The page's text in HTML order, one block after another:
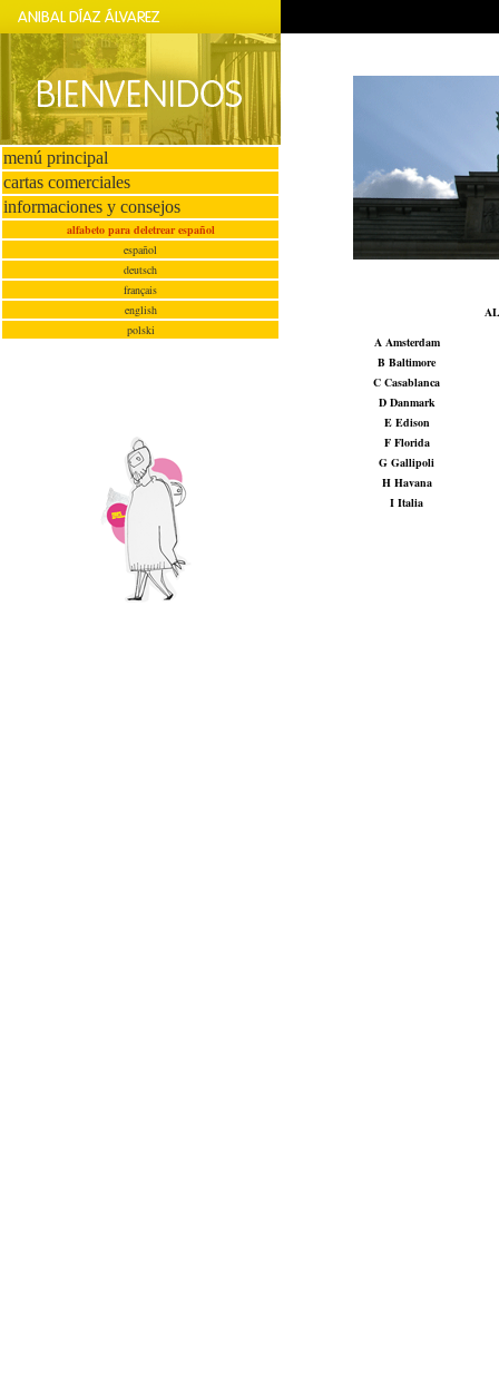
A Amsterdam
B Baltimore
C Casablanca
D Danmark
E Edison
F Florida
G Gallipoli
H Havana
I Italia
menú principal
cartas comerciales
informaciones y consejos
alfabeto para deletrear español
español
deutsch
français
english
polski